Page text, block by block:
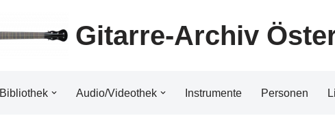
Gitarre-Archiv
Bibliothek Audio/Videothek Instrumente Personen